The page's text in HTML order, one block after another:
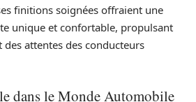
finitions soignées offraient une
unique et confortable, propulsant
attentes des conducteurs
dans le Monde Automobile